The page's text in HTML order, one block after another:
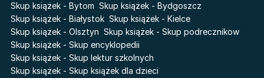
Skup książek - Bytom Skup książek - Bydgoszcz
Skup książek - Białystok Skup książek - Kielce
Skup książek - Olsztyn Skup książek - Skup podrecznikow
Skup książek - Skup encyklopedii
Skup książek - Skup lektur szkolnych
Skup książek - Skup książek dla dzieci